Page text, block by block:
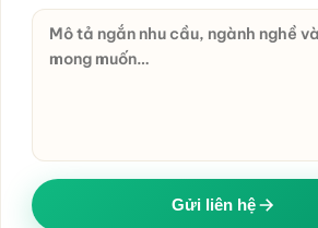
Gửi liên hệ